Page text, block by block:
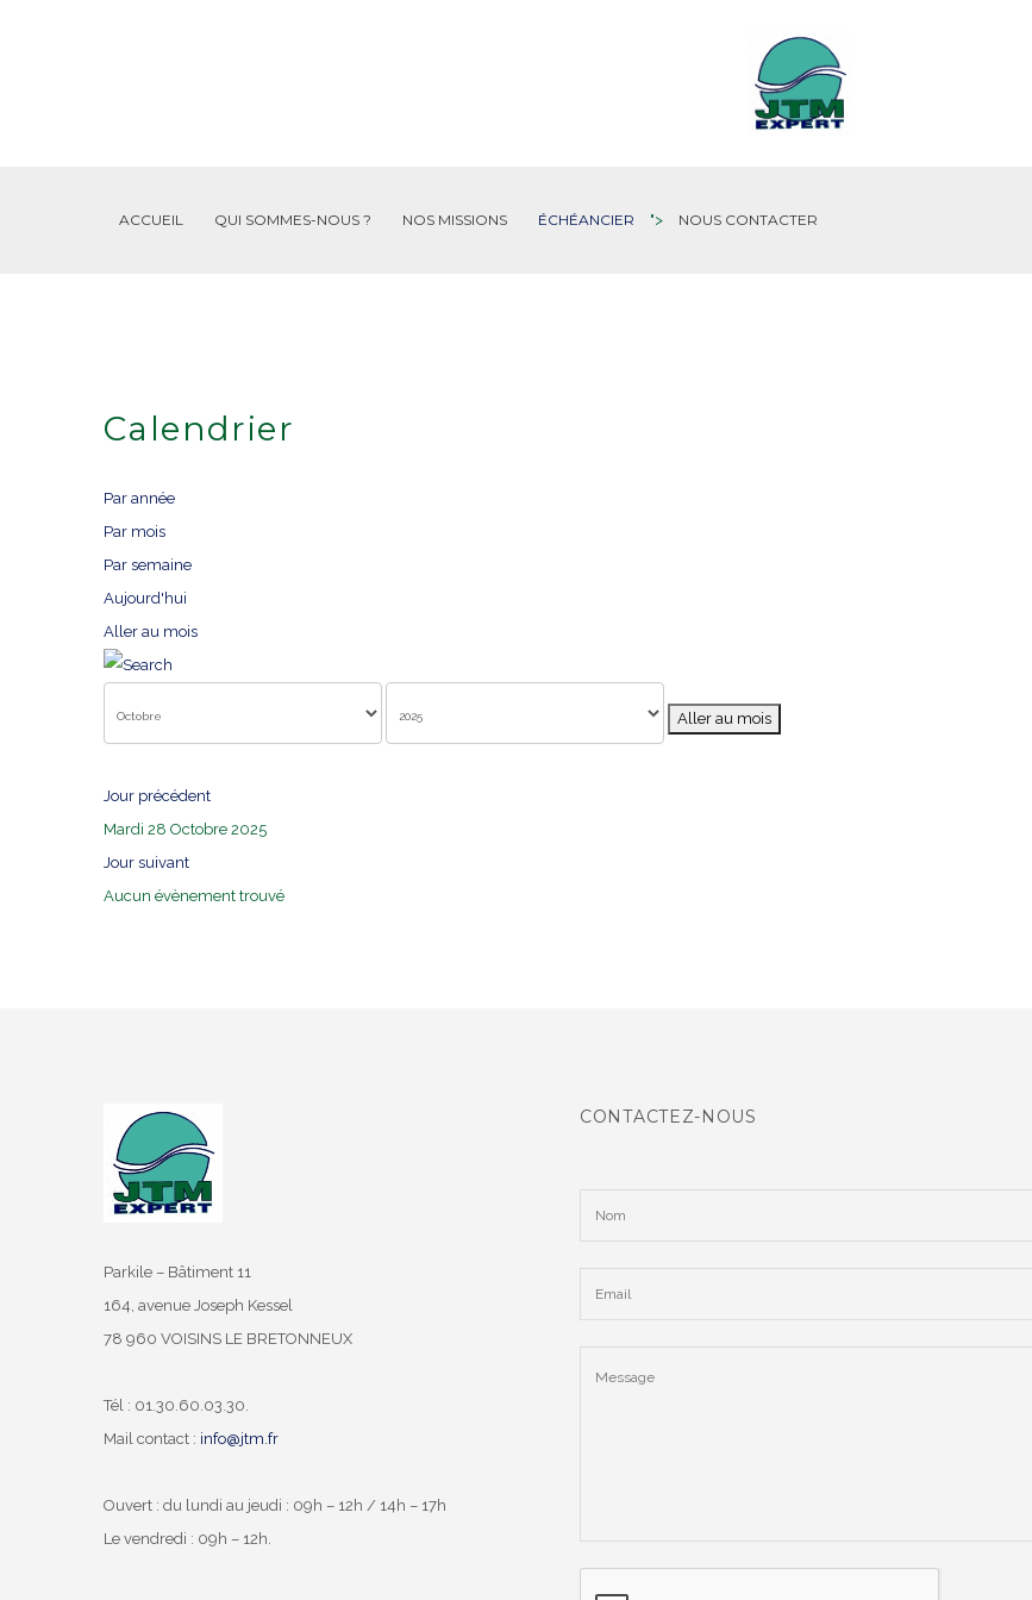
ACCUEIL QUI SOMMES-NOUS ? NOS MISSIONS ÉCHÉANCIER "> NOUS CONTACTER
Calendrier
Par année
Par mois
Par semaine
Aujourd'hui
Aller au mois
Aller au mois
Jour précédent
Mardi 28 Octobre 2025
Jour suivant
Aucun évènement trouvé
Parkile – Bâtiment 11
164, avenue Joseph Kessel
78 960 VOISINS LE BRETONNEUX
Tél : 01.30.60.03.30.
Mail contact : info@jtm.fr
Ouvert : du lundi au jeudi : 09h – 12h / 14h – 17h
Le vendredi : 09h – 12h.
CONTACTEZ-NOUS